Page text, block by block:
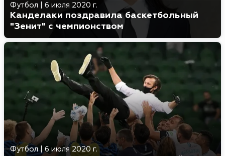
Футбол 6 июля 2020 г.
Канделаки поздравила баскетбольный
"Зенит" с чемпионством
Футбол| 6 июля 2020 г.